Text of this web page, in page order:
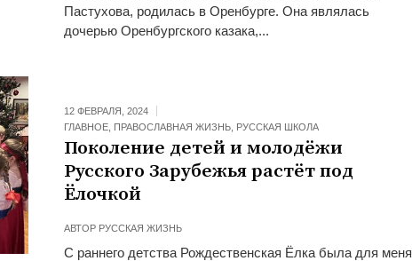
Пастухова, родилась в Оренбурге. Она являлась
дочерью Оренбургского казака,...
12 ФЕВРАЛЯ, 2024
ГЛАВНОЕ, ПРАВОСЛАВНАЯ ЖИЗНЬ, РУССКАЯ ШКОЛА
Поколение детей и молодёжи
Русского Зарубежья растёт под
Ёлочкой
АВТОР РУССКАЯ ЖИЗНЬ
С раннего детства Рождественская Ёлка была для меня